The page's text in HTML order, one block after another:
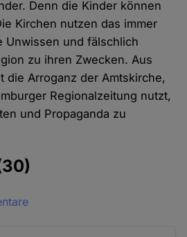
Denn die Kinder können
Kirchen nutzen das immer
Unwissen und fälschlich
zu ihren Zwecken. Aus
die Arroganz der Amtskirche,
Regionalzeitung nutzt,
und Propaganda zu